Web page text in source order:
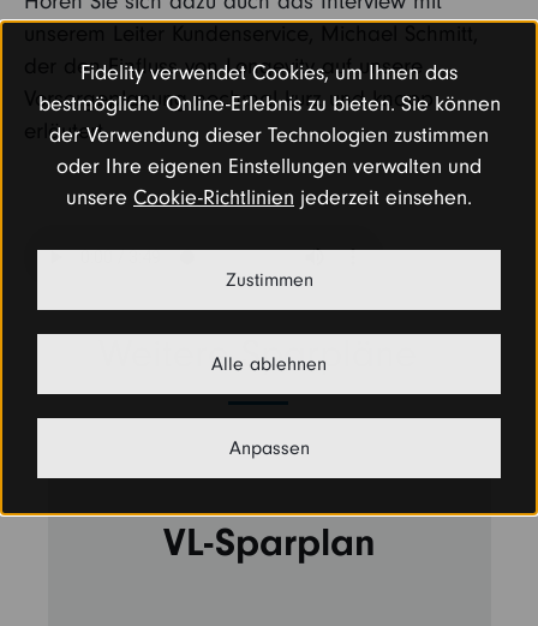
der den Einfluss von Longevity auf unsere
Vorsorgeplanung nochmal kurz und knapp
erläutert.
Weitere Sparpläne
VL-Sparplan
Fidelity verwendet Cookies, um Ihnen das
bestmögliche Online-Erlebnis zu bieten. Sie können
der Verwendung dieser Technologien zustimmen
oder Ihre eigenen Einstellungen verwalten und
unsere Cookie-Richtlinien jederzeit einsehen.
Zustimmen
Alle ablehnen
Anpassen